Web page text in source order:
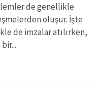
de genellikle
oluşur. İşte
de imzalar atılırken,